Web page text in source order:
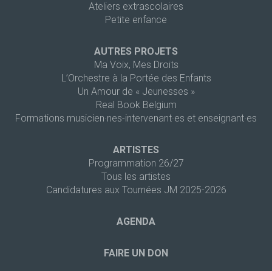
Ateliers extrascolaires
Petite enfance
AUTRES PROJETS
Ma Voix, Mes Droits
L’Orchestre à la Portée des Enfants
Un Amour de « Jeunesses »
Real Book Belgium
Formations musicien·nes-intervenant·es et enseignant·es
ARTISTES
Programmation 26/27
Tous les artistes
Candidatures aux Tournées JM 2025-2026
AGENDA
FAIRE UN DON